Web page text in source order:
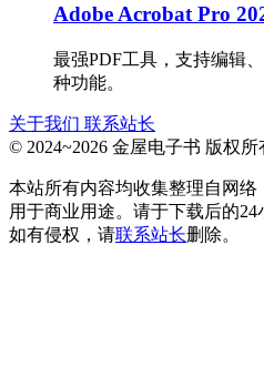
Adobe Acrobat Pro
最强PDF工具，支持编辑
种功能。
关于我们 联系站长
© 2024~2026 金屋电子书 版权
本站所有内容均收集整理自网
用于商业用途。请于下载后的24
如有侵权，请联系站长删除。